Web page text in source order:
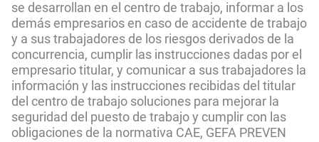
se desarrollan en el centro de trabajo, informar a los
demás empresarios en caso de accidente de trabajo
y a sus trabajadores de los riesgos derivados de la
concurrencia, cumplir las instrucciones dadas por el
empresario titular, y comunicar a sus trabajadores la
información y las instrucciones recibidas del titular
del centro de trabajo soluciones para mejorar la
seguridad del puesto de trabajo y cumplir con las
obligaciones de la normativa CAE, GEFA PREVEN